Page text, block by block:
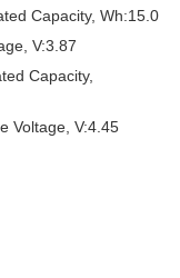
Capacity, Wh:15.0
V:3.87
Capacity,
Voltage, V:4.45